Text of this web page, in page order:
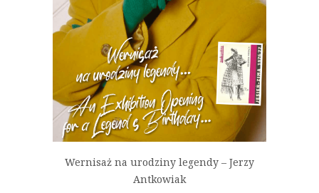
Wernisaż na urodziny legendy – Jerzy
Antkowiak